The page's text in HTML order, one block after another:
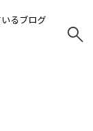
るブログ